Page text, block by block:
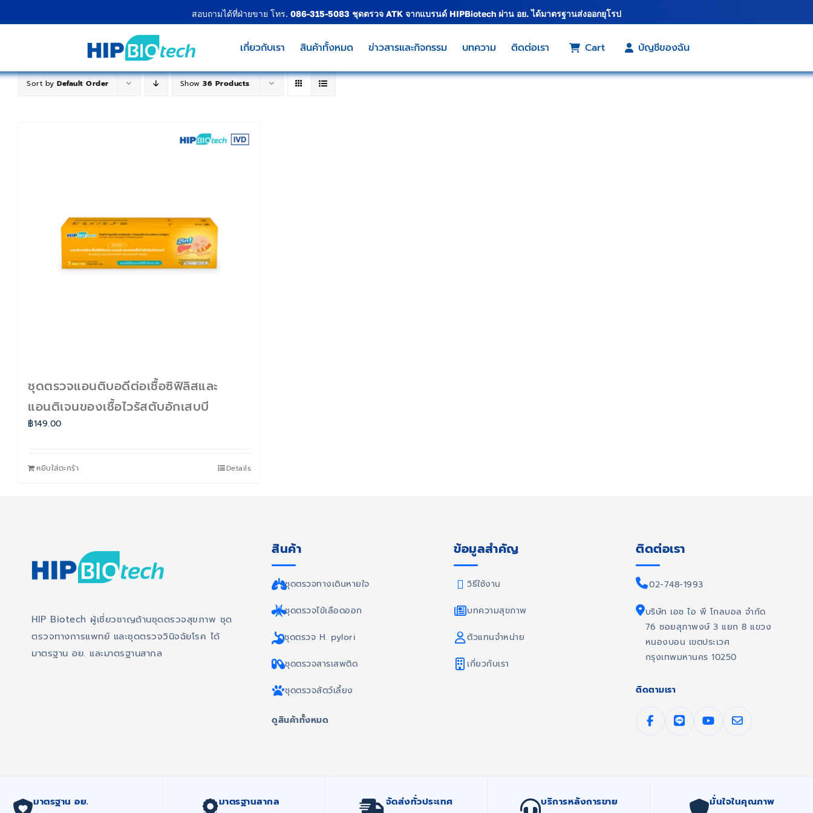
สอบถามได้ที่ฝ่ายขาย โทร. 086-315-5083 ชุดตรวจ ATK จากแบรนด์ HIPBiotech ผ่าน อย. ได้มาตรฐานส่งออกยุโรป
เกี่ยวกับเรา สินค้าทั้งหมด ข่าวสารและกิจกรรม บทความ ติดต่อเรา Cart บัญชีของฉัน
Sort by Default Order Show 36 Products
ชุดตรวจแอนติบอดีต่อเชื้อซิฟิลิสและ
แอนติเจนของเชื้อไวรัสตับอักเสบบี
฿149.00
หยิบใส่ตะกร้า Details
HIP Biotech ผู้เชี่ยวชาญด้านชุดตรวจสุขภาพ ชุด
ตรวจทางการแพทย์ และชุดตรวจวินิจฉัยโรค ได้
มาตรฐาน อย. และมาตรฐานสากล
สินค้า
ชุดตรวจทางเดินหายใจ
ชุดตรวจไข้เลือดออก
ชุดตรวจ H. pylori
ชุดตรวจสารเสพติด
ชุดตรวจสัตว์เลี้ยง
ดูสินค้าทั้งหมด
ข้อมูลสำคัญ
วิธีใช้งาน
บทความสุขภาพ
ตัวแทนจำหน่าย
เกี่ยวกับเรา
ติดต่อเรา
02-748-1993
บริษัท เอช ไอ พี โกลบอล จำกัด
76 ซอยสุภาพงษ์ 3 แยก 8 แขวง
หนองบอน เขตประเวศ
กรุงเทพมหานคร 10250
ติดตามเรา
มาตรฐาน อย. มาตรฐานสากล จัดส่งทั่วประเทศ บริการหลังการขาย มั่นใจในคุณภาพ